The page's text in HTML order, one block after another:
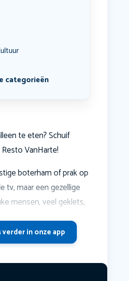
categorieën
te eten? Schuif
VanHarte!
boterham of prak op
tv, maar een gezellige
mensen, veel geklets,
verder in onze app